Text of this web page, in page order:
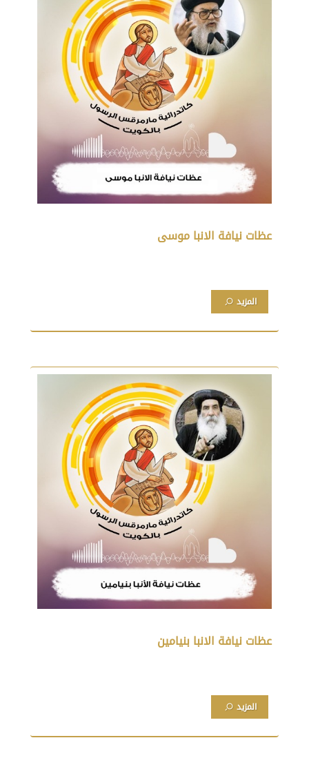
عظات نيافة الانبا موسى
المزيد
عظات نيافة الانبا بنيامين
المزيد